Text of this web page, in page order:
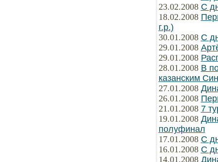
23.02.2008 С
18.02.2008
г.р.)
30.01.2008 С
29.01.2008
29.01.2008
28.01.2008 В
казанским
27.01.2008
26.01.2008
21.01.2008 7
19.01.2008
полуфинал
17.01.2008 С
16.01.2008 С
14.01.2008